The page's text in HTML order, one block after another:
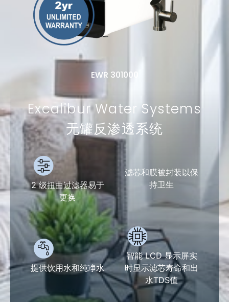
EWR 301000
Excalibur Water Systems
无罐反渗透系统
2 级扭曲过滤器易于
更换
滤芯和膜被封装以保
持卫生
提供饮用水和纯净水
智能 LCD 显示屏实
时显示滤芯寿命和出
水TDS值